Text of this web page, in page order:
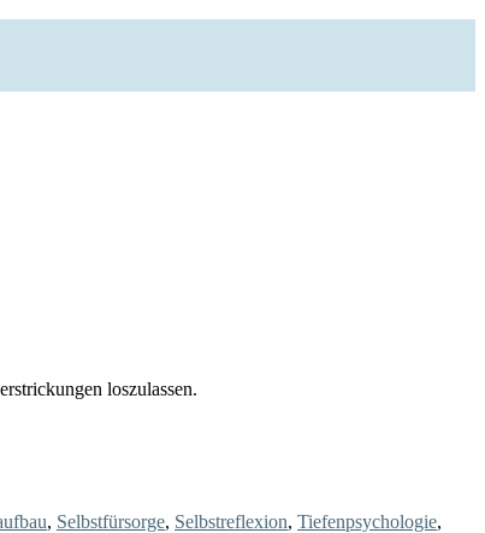
loszulassen.
, Selbstfürsorge, Selbstreflexion, Tiefenpsychologie,